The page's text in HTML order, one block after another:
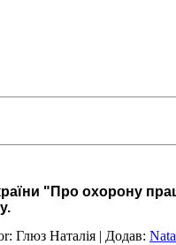
"Про охорону
Глюз Наталія | Додав: